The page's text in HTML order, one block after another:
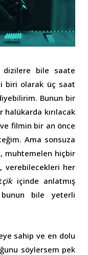
dizilere bile saate
biri olarak üç saat
Bunun bir
kırılacak
filmin bir an önce
Ama sonsuza
muhtemelen hiçbir
verebilecekleri her
çik içinde anlatmış
bile yeterli
sahip ve en dolu
söylersem pek